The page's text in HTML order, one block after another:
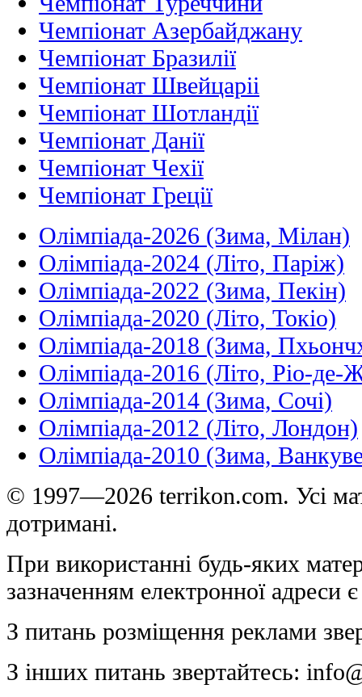
Чемпіонат Азербайджану
Чемпіонат Бразилії
Чемпіонат Швейцаріі
Чемпіонат Шотландії
Чемпіонат Данії
Чемпіонат Чехії
Чемпіонат Греції
Олімпіада-2026 (Зима, Мілан)
Олімпіада-2024 (Літо, Паріж)
Олімпіада-2022 (Зима, Пекін)
Олімпіада-2020 (Літо, Токіо)
Олімпіада-2018 (Зима,
Олімпіада-2016 (Літо, Ріо-де-
Олімпіада-2014 (Зима, Сочі)
Олімпіада-2012 (Літо, Лондон)
Олімпіада-2010 (Зима,
© 1997—2026 terrikon.com. Усі
дотримані.
При використанні будь-яких
зазначенням електронної адреси
З питань розміщення реклами
З інших питань звертайтесь: